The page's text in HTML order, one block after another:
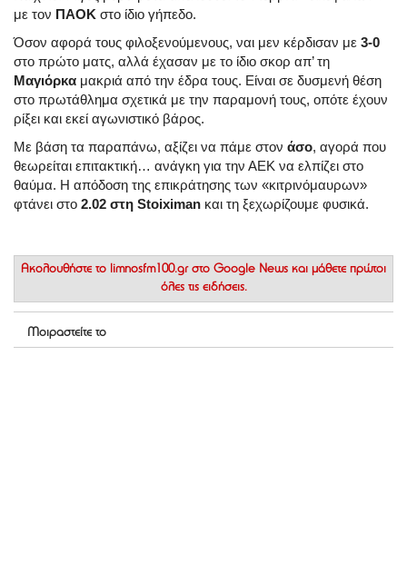
με τον ΠΑΟΚ στο ίδιο γήπεδο.
Όσον αφορά τους φιλοξενούμενους, ναι μεν κέρδισαν με 3-0
στο πρώτο ματς, αλλά έχασαν με το ίδιο σκορ απ’ τη
Μαγιόρκα μακριά από την έδρα τους. Είναι σε δυσμενή θέση
στο πρωτάθλημα σχετικά με την παραμονή τους, οπότε έχουν
ρίξει και εκεί αγωνιστικό βάρος.
Με βάση τα παραπάνω, αξίζει να πάμε στον άσο, αγορά που
θεωρείται επιτακτική… ανάγκη για την ΑΕΚ να ελπίζει στο
θαύμα. Η απόδοση της επικράτησης των «κιτρινόμαυρων»
φτάνει στο 2.02 στη Stoiximan και τη ξεχωρίζουμε φυσικά.
Ακολουθήστε το limnosfm100.gr στο Google News και μάθετε πρώτοι
όλες τις ειδήσεις.
Μοιραστείτε το